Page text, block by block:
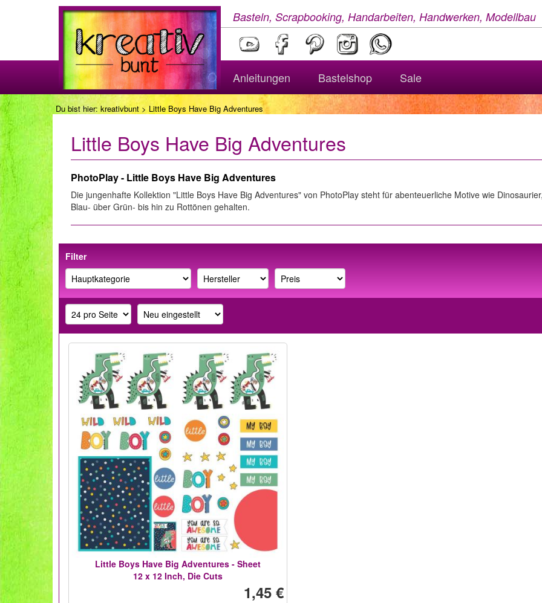
Basteln, Scrapbooking, Handarbeiten, Handwerken, Modellbau
Anleitungen Bastelshop Sale
Du bist hier: kreativbunt > Little Boys Have Big Adventures
Little Boys Have Big Adventures
PhotoPlay - Little Boys Have Big Adventures
Die jungenhafte Kollektion "Little Boys Have Big Adventures" von PhotoPlay steht für abenteuerliche Motive wie
Blau- über Grün- bis hin zu Rottönen gehalten.
Filter
Little Boys Have Big Adventures - Sheet
12 x 12 Inch, Die Cuts
1,45 €